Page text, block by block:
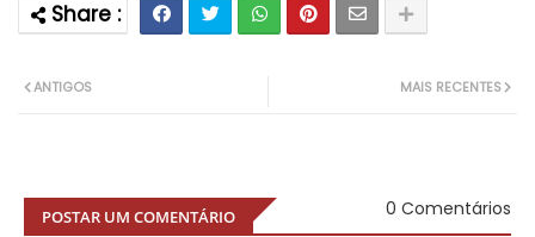
MAIS RECENTES
ANTIGOS
POSTAR UM COMENTÁRIO 0 Comentários